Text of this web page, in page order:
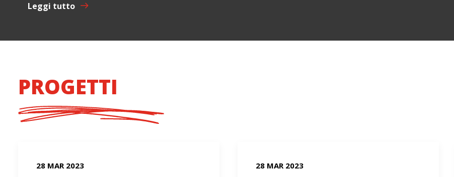
Leggi tutto
PROGETTI
28 MAR 2023 28 MAR 2023